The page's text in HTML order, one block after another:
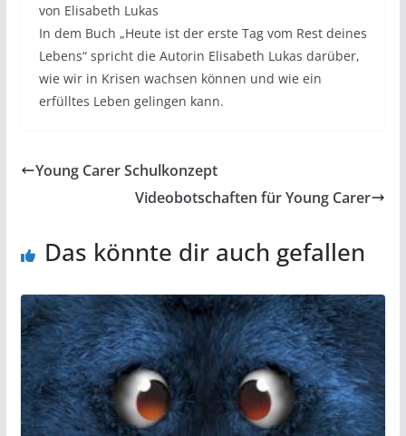
von Elisabeth Lukas
In dem Buch „Heute ist der erste Tag vom Rest deines
Lebens“ spricht die Autorin Elisabeth Lukas darüber,
wie wir in Krisen wachsen können und wie ein
erfülltes Leben gelingen kann.
Young Carer Schulkonzept
Videobotschaften für Young Carer
Das könnte dir auch gefallen